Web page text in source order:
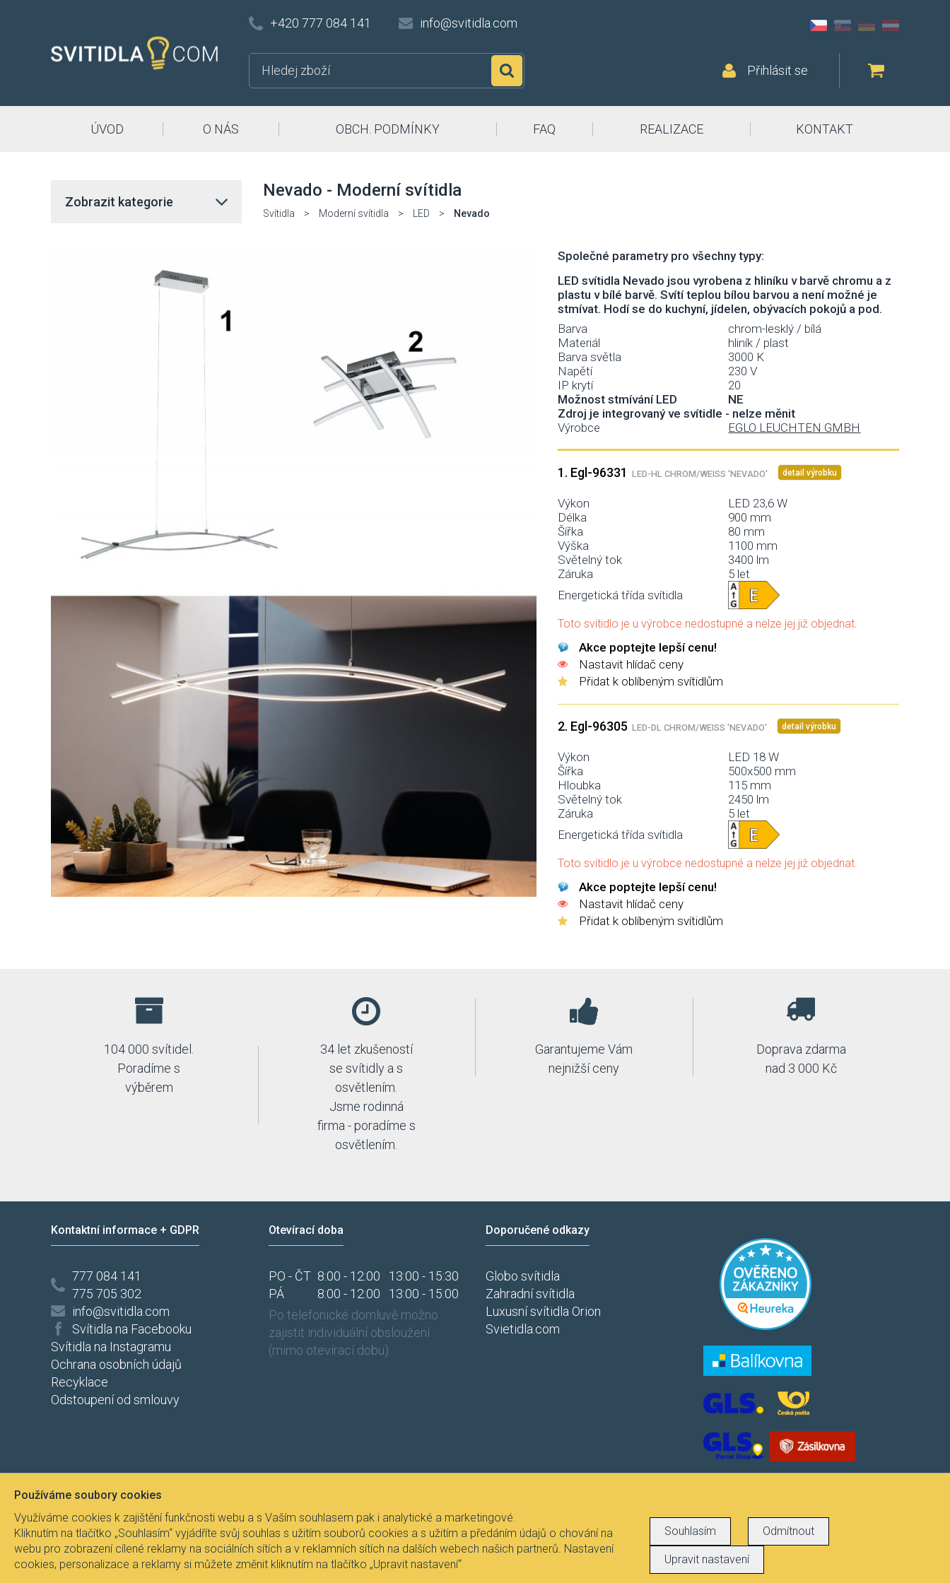
+420 777 084 141 info@svitidla.com
Přihlásit se
ÚVOD O NÁS OBCH. PODMÍNKY FAQ REALIZACE KONTAKT
Nevado - Moderní svítidla
Svítidla > Moderní svítidla > LED > Nevado
Zobrazit kategorie
Společné parametry pro všechny typy:
LED svítidla Nevado jsou vyrobena z hliníku v barvě chromu a z
plastu v bílé barvě. Svítí teplou bílou barvou a není možné je
stmívat. Hodí se do kuchyní, jídelen, obývacích pokojů a pod.
Barva
chrom-lesklý / bílá
Materiál
hliník / plast
Barva světla
3000 K
Napětí
230 V
IP krytí
20
Možnost stmívání LED
NE
Zdroj je integrovaný ve svítidle - nelze měnit
Výrobce
EGLO LEUCHTEN GMBH
1. Egl-96331 LED-HL CHROM/WEISS 'NEVADO' detail výrobku
Výkon
LED 23,6 W
Délka
900 mm
Šířka
80 mm
Výška
1100 mm
Světelný tok
3400 lm
Záruka
5 let
Energetická třída svítidla
Toto svítidlo je u výrobce nedostupné a nelze jej již objednat.
Akce poptejte lepší cenu!
Nastavit hlídač ceny
Přidat k oblíbeným svítidlům
2. Egl-96305 LED-DL CHROM/WEISS 'NEVADO' detail výrobku
Výkon
LED 18 W
Šířka
500x500 mm
Hloubka
115 mm
Světelný tok
2450 lm
Záruka
5 let
Energetická třída svítidla
Toto svítidlo je u výrobce nedostupné a nelze jej již objednat.
Akce poptejte lepší cenu!
Nastavit hlídač ceny
Přidat k oblíbeným svítidlům
104 000 svítidel.
Poradíme s
výběrem
34 let zkušeností
se svítidly a s
osvětlením.
Jsme rodinná
firma - poradíme s
osvětlením.
Garantujeme Vám
nejnižší ceny
Doprava zdarma
nad 3 000 Kč
Kontaktní informace + GDPR
777 084 141
775 705 302
info@svitidla.com
Svítidla na Facebooku
Svítidla na Instagramu
Ochrana osobních údajů
Recyklace
Odstoupení od smlouvy
Otevírací doba
PO - ČT 8:00 - 12:00
13:00 - 15:30
PÁ
8:00 - 12:00
13:00 - 15:00
Po telefonické domluvě možno
zajistit individuální obsloužení
(mimo otevírací dobu).
Doporučené odkazy
Globo svítidla
Zahradní svítidla
Luxusní svítidla Orion
Svietidla.com
Všechna práva vyhrazena © 2021 Svítidla.com , Fire-lux s.r.o.
Používáme soubory cookies
Využíváme cookies k zajištění funkčnosti webu a s Vaším souhlasem pak i analytické a marketingové.
Kliknutím na tlačítko „Souhlasím“ vyjádříte svůj souhlas s užitím souborů cookies a s užitím a předáním údajů o chování na
webu pro zobrazení cílené reklamy na sociálních sítích a v reklamních sítích na dalších webech našich partnerů. Nastavení
cookies, personalizace a reklamy si můžete změnit kliknutím na tlačítko „Upravit nastavení“
Souhlasím Odmítnout
Upravit nastavení